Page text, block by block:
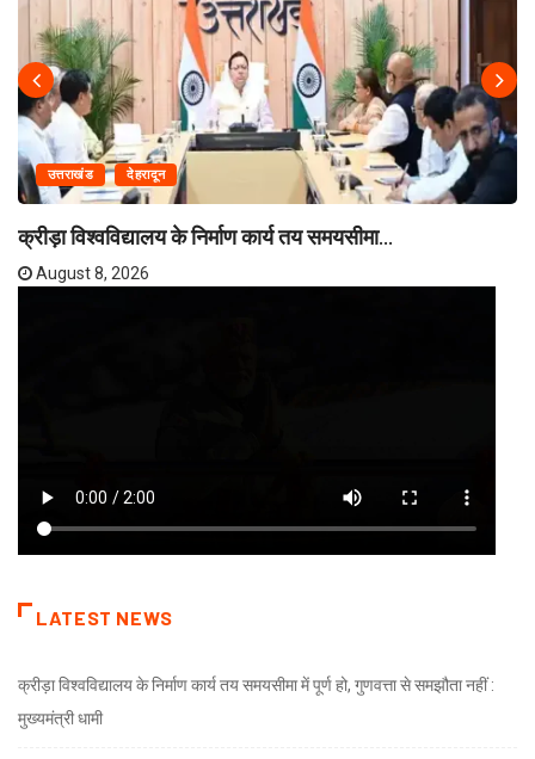
उत्तराखंड देहरादून
क्रीड़ा विश्वविद्यालय के निर्माण कार्य तय समयसीमा...
August 8, 2026
LATEST NEWS
क्रीड़ा विश्वविद्यालय के निर्माण कार्य तय समयसीमा में पूर्ण हो, गुणवत्ता से समझौता नहीं :
मुख्यमंत्री धामी